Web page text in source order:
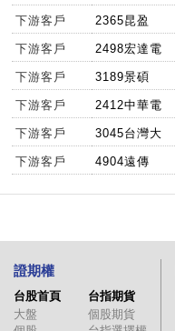
下游客戶 2365昆盈
下游客戶 2498宏達電
下游客戶 3189景碩
下游客戶 2412中華電
下游客戶 3045台灣大
下游客戶 4904遠傳
證期權
台股首頁
大盤
台指期貨
個股期貨